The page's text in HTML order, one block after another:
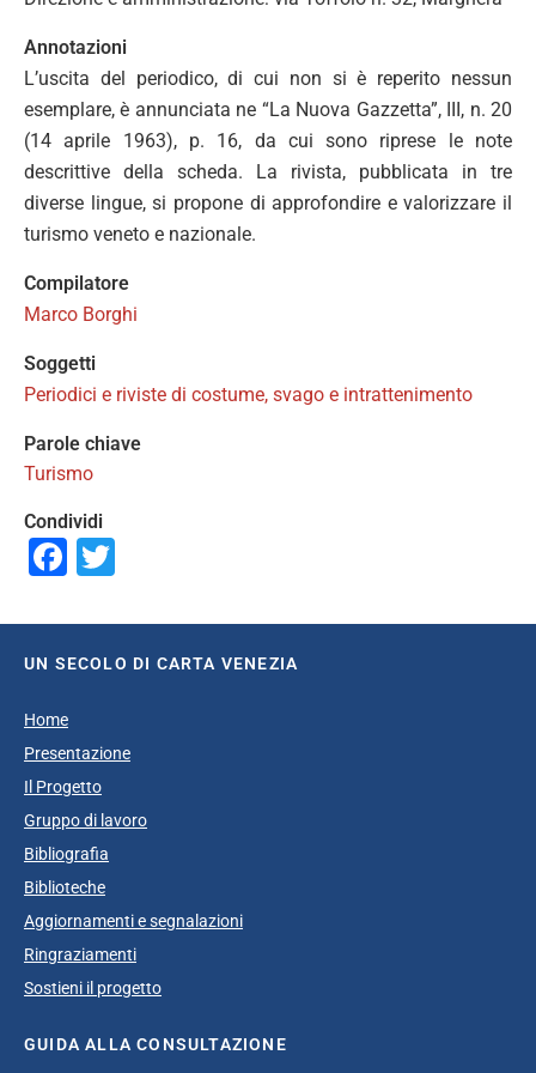
Annotazioni
L’uscita del periodico, di cui non si è reperito nessun
esemplare, è annunciata ne “La Nuova Gazzetta”, III, n. 20
(14 aprile 1963), p. 16, da cui sono riprese le note
descrittive della scheda. La rivista, pubblicata in tre
diverse lingue, si propone di approfondire e valorizzare il
turismo veneto e nazionale.
Compilatore
Marco Borghi
Soggetti
Periodici e riviste di costume, svago e intrattenimento
Parole chiave
Turismo
Condividi
Facebook
UN SECOLO DI CARTA VENEZIA
Home
Presentazione
Il Progetto
Gruppo di lavoro
Bibliografia
Biblioteche
Aggiornamenti e segnalazioni
Ringraziamenti
Sostieni il progetto
GUIDA ALLA CONSULTAZIONE